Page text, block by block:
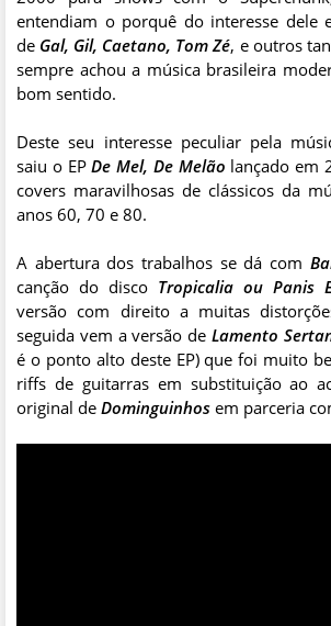
entendiam o porquê do interesse dele
de Gal, Gil, Caetano, Tom Zé, e outros
sempre achou a música brasileira
bom sentido.
Deste seu interesse peculiar pela
saiu o EPDe Mel, De Melão lançado em
covers maravilhosas de clássicos da
anos 60, 70 e 80.
A abertura dos trabalhos se dá com
canção do disco Tropicalia ou Panis
versão com direito a muitas
seguida vem a versão de Lamento
é o ponto alto deste EP) que foi muito
riffs de guitarras em substituição ao
original de Dominguinhos em parceria